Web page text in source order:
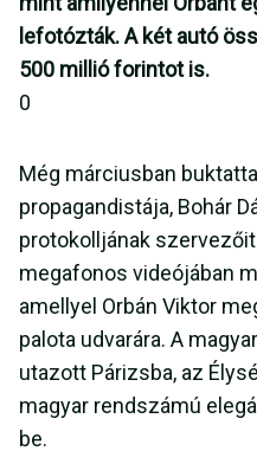
lefotózták. A két autó
500 millió forintot is.
0
Még márciusban
propagandistája, Bohár
protokolljának
megafonos videójában
amellyel Orbán Viktor
palota udvarára. A
utazott Párizsba, az
magyar rendszámú
be.